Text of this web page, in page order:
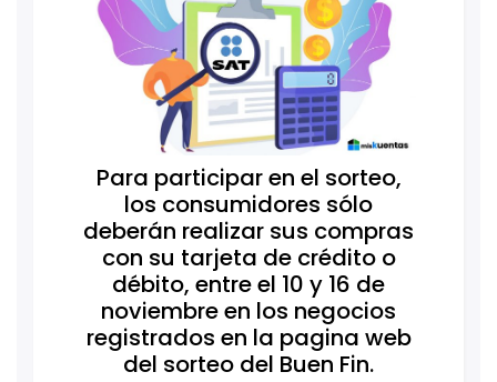
Para participar en el sorteo,
los consumidores sólo
deberán realizar sus compras
con su tarjeta de crédito o
débito, entre el 10 y 16 de
noviembre en los negocios
registrados en la pagina web
del sorteo del Buen Fin.